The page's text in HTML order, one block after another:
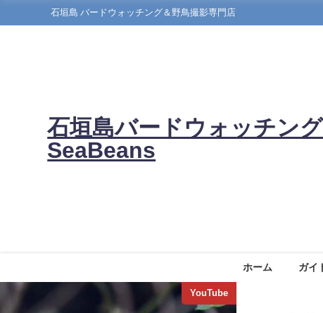
石垣島 バードウォッチング＆野鳥撮影専門店
石垣島バードウォッチン
SeaBeans
ホーム ガイ
YouTube